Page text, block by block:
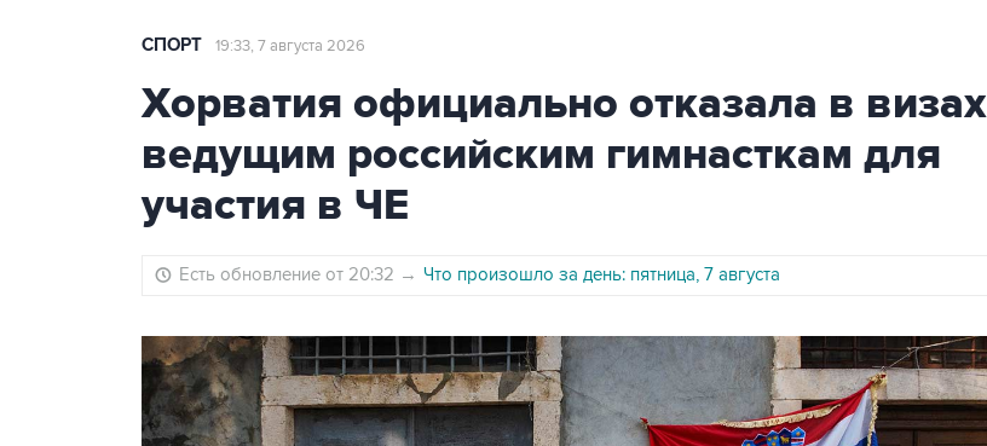
СПОРТ 19:33, 7 августа 2026
Хорватия официально отказала в визах
ведущим российским гимнасткам для
участия в ЧЕ
Есть обновление от 20:32 → Что произошло за день: пятница, 7 августа